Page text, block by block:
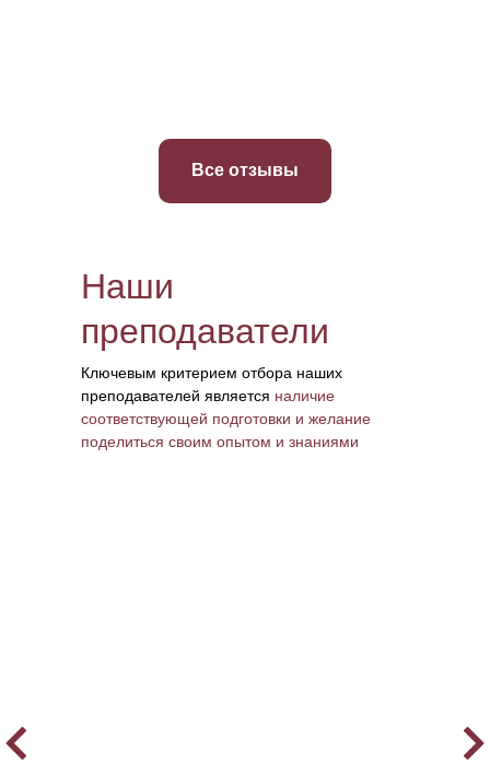
Все отзывы
Наши
преподаватели
Ключевым критерием отбора наших
преподавателей является наличие
соответствующей подготовки и желание
поделиться своим опытом и знаниями